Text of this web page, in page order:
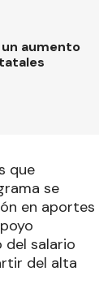
aumento
que
se
en aportes
del salario
del alta